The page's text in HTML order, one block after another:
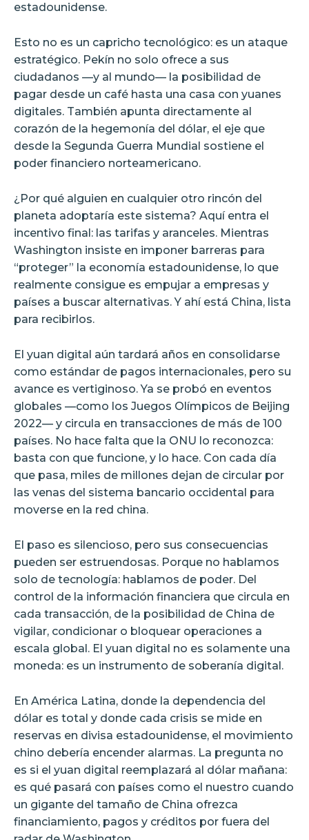
estadounidense.
Esto no es un capricho tecnológico: es un ataque
estratégico. Pekín no solo ofrece a sus
ciudadanos —y al mundo— la posibilidad de
pagar desde un café hasta una casa con yuanes
digitales. También apunta directamente al
corazón de la hegemonía del dólar, el eje que
desde la Segunda Guerra Mundial sostiene el
poder financiero norteamericano.
¿Por qué alguien en cualquier otro rincón del
planeta adoptaría este sistema? Aquí entra el
incentivo final: las tarifas y aranceles. Mientras
Washington insiste en imponer barreras para
“proteger” la economía estadounidense, lo que
realmente consigue es empujar a empresas y
países a buscar alternativas. Y ahí está China, lista
para recibirlos.
El yuan digital aún tardará años en consolidarse
como estándar de pagos internacionales, pero su
avance es vertiginoso. Ya se probó en eventos
globales —como los Juegos Olímpicos de Beijing
2022— y circula en transacciones de más de 100
países. No hace falta que la ONU lo reconozca:
basta con que funcione, y lo hace. Con cada día
que pasa, miles de millones dejan de circular por
las venas del sistema bancario occidental para
moverse en la red china.
El paso es silencioso, pero sus consecuencias
pueden ser estruendosas. Porque no hablamos
solo de tecnología: hablamos de poder. Del
control de la información financiera que circula en
cada transacción, de la posibilidad de China de
vigilar, condicionar o bloquear operaciones a
escala global. El yuan digital no es solamente una
moneda: es un instrumento de soberanía digital.
En América Latina, donde la dependencia del
dólar es total y donde cada crisis se mide en
reservas en divisa estadounidense, el movimiento
chino debería encender alarmas. La pregunta no
es si el yuan digital reemplazará al dólar mañana:
es qué pasará con países como el nuestro cuando
un gigante del tamaño de China ofrezca
financiamiento, pagos y créditos por fuera del